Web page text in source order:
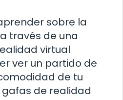
sobre la
través de una
virtual
ver un partido de
de tu
de realidad